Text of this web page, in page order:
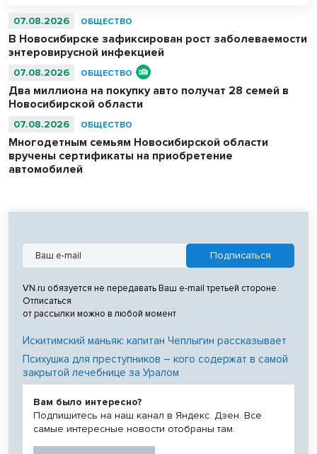
07.08.2026 ОБЩЕСТВО
В Новосибирске зафиксирован рост заболеваемости
энтеровирусной инфекцией
07.08.2026 ОБЩЕСТВО
Два миллиона на покупку авто получат 28 семей в
Новосибирской области
07.08.2026 ОБЩЕСТВО
Многодетным семьям Новосибирской области
вручены сертификаты на приобретение
автомобилей
VN.ru обязуется не передавать Ваш e-mail третьей стороне.
Отписаться
от рассылки можно в любой момент
Искитимский маньяк: капитан Чеплыгин рассказывает
Психушка для преступников – кого содержат в самой
закрытой лечебнице за Уралом
Вам было интересно?
Подпишитесь на наш канал в Яндекс. Дзен. Все
самые интересные новости отобраны там.